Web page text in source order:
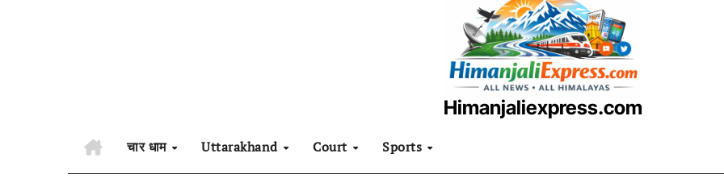
Himanjaliexpress.com
चार धाम
Uttarakhand Court Sports